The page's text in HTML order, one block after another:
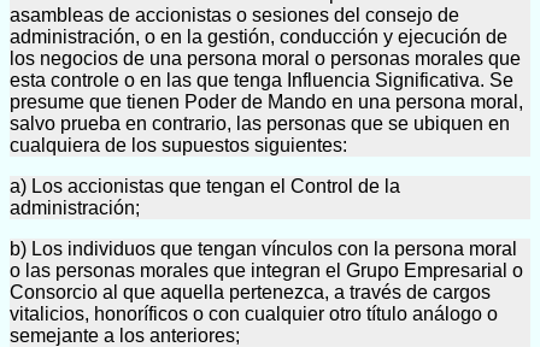
asambleas de accionistas o sesiones del consejo de
administración, o en la gestión, conducción y ejecución de
los negocios de una persona moral o personas morales que
esta controle o en las que tenga Influencia Significativa. Se
presume que tienen Poder de Mando en una persona moral,
salvo prueba en contrario, las personas que se ubiquen en
cualquiera de los supuestos siguientes:
a) Los accionistas que tengan el Control de la
administración;
b) Los individuos que tengan vínculos con la persona moral
o las personas morales que integran el Grupo Empresarial o
Consorcio al que aquella pertenezca, a través de cargos
vitalicios, honoríficos o con cualquier otro título análogo o
semejante a los anteriores;